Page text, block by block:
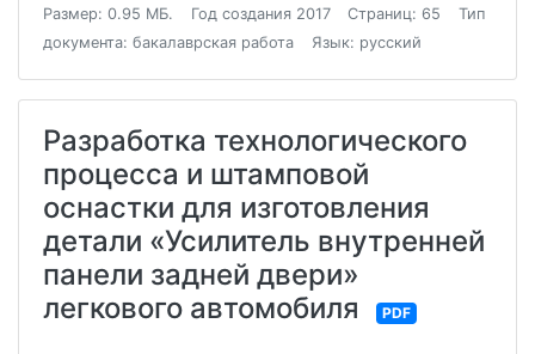
Размер: 0.95 МБ. Год создания 2017 Страниц: 65
Тип
документа: бакалаврская работа
Язык: русский
Разработка технологического
процесса и штамповой
оснастки для изготовления
детали «Усилитель внутренней
панели задней двери»
легкового автомобиля
PDF